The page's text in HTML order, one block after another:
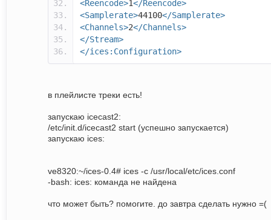
<Reencode>1</Reencode>
<Samplerate>44100</Samplerate>
<Channels>2</Channels>
</Stream>
</ices:Configuration>
в плейлисте треки есть!
запускаю icecast2:
/etc/init.d/icecast2 start (успешно запускается)
запускаю ices:
ve8320:~/ices-0.4# ices -c /usr/local/etc/ices.conf
-bash: ices: команда не найдена
что может быть? помогите. до завтра сделать нужно =(